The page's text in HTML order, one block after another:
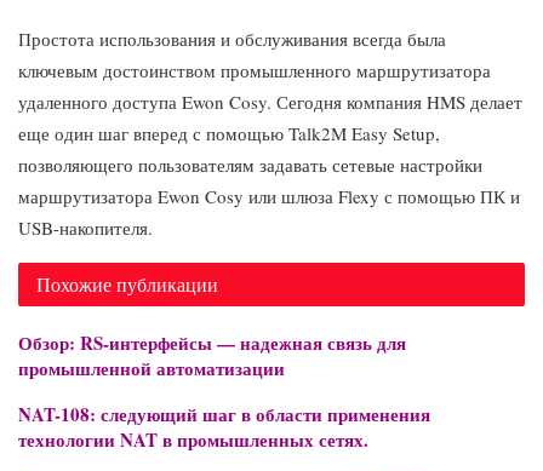
Простота использования и обслуживания всегда была
ключевым достоинством промышленного маршрутизатора
удаленного доступа Ewon Cosy. Сегодня компания HMS делает
еще один шаг вперед с помощью Talk2M Easy Setup,
позволяющего пользователям задавать сетевые настройки
маршрутизатора Ewon Cosy или шлюза Flexy с помощью ПК и
USB-накопителя.
Похожие публикации
Обзор: RS-интерфейсы — надежная связь для
промышленной автоматизации
NAT-108: следующий шаг в области применения
технологии NAT в промышленных сетях.